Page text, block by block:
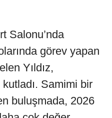
Salonu’nda
görev yapan
Yıldız,
kutladı. Samimi bir
buluşmada, 2026